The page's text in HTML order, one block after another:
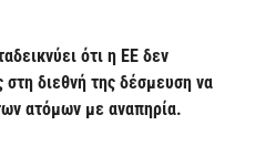
ότι η ΕΕ δεν
διεθνή της δέσμευση να
ατόμων με αναπηρία.